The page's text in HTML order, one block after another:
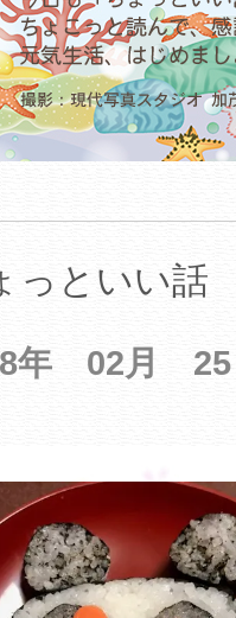
っといい話
年 02月